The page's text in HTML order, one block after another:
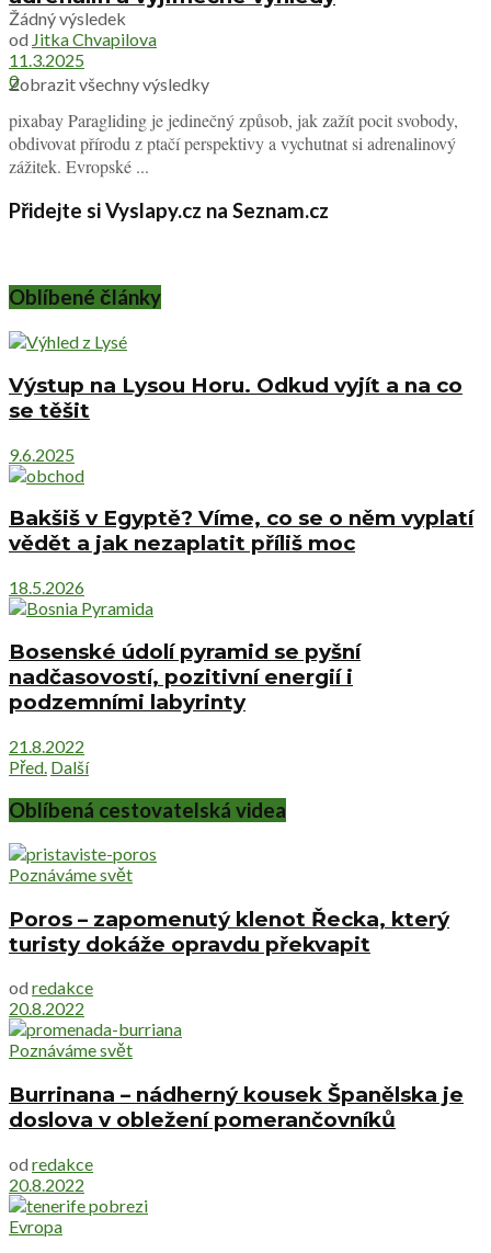
Žádný výsledek
Zobrazit všechny výsledky
od Jitka Chvapilova
11.3.2025
0
pixabay Paragliding je jedinečný způsob, jak zažít pocit svobody,
obdivovat přírodu z ptačí perspektivy a vychutnat si adrenalinový
zážitek. Evropské ...
Přidejte si Vyslapy.cz na Seznam.cz
Oblíbené články
Výstup na Lysou Horu. Odkud vyjít a na co
se těšit
9.6.2025
Bakšiš v Egyptě? Víme, co se o něm vyplatí
vědět a jak nezaplatit příliš moc
18.5.2026
Bosenské údolí pyramid se pyšní
nadčasovostí, pozitivní energií i
podzemními labyrinty
21.8.2022
Před. Další
Oblíbená cestovatelská videa
Poznáváme svět
Poros – zapomenutý klenot Řecka, který
turisty dokáže opravdu překvapit
od redakce
20.8.2022
Poznáváme svět
Burrinana – nádherný kousek Španělska je
doslova v obležení pomerančovníků
od redakce
20.8.2022
Evropa